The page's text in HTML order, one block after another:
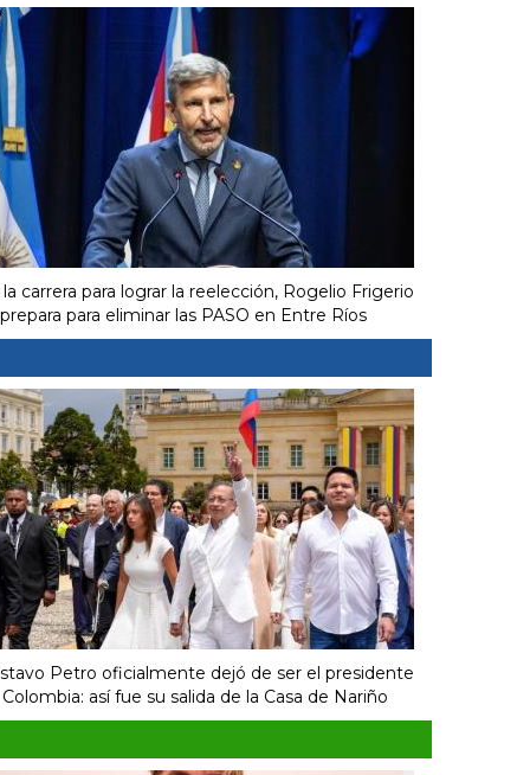
la carrera para lograr la reelección, Rogelio Frigerio
para eliminar las PASO en Entre Ríos
Petro oficialmente dejó de ser el presidente
así fue su salida de la Casa de Nariño